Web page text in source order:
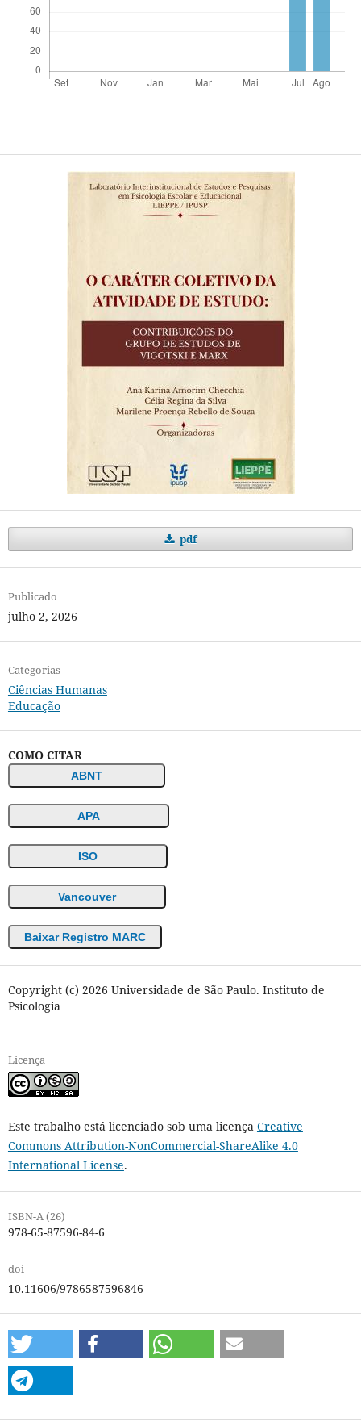
pdf
Publicado
julho 2, 2026
Categorias
Ciências Humanas
Educação
COMO CITAR
ABNT
APA
ISO
Vancouver
Baixar Registro MARC
Copyright (c) 2026 Universidade de São Paulo. Instituto de
Psicologia
Licença
Este trabalho está licenciado sob uma licença Creative
Commons Attribution-NonCommercial-ShareAlike 4.0
International License.
ISBN-A (26)
978-65-87596-84-6
doi
10.11606/9786587596846